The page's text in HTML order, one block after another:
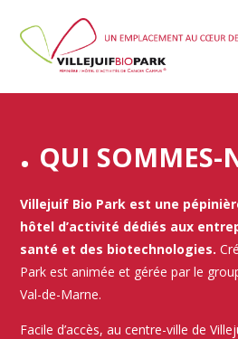
QUI SOMMES-
Villejuif Bio Park est une
hôtel d’activité dédiés aux
santé et des biotechnologies.
Park est animée et gérée par le
Val-de-Marne.
Facile d’accès, au centre-ville de